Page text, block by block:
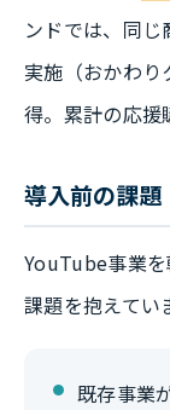
ンドでは、同
実施（おかわり
得。累計の応援
導入前の課題
YouTube事業
課題を抱えてい
既存事業